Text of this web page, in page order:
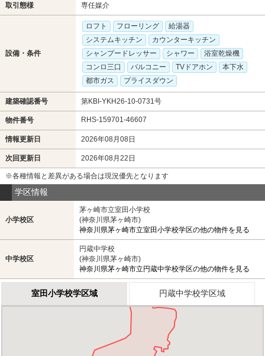
取引態様 専任媒介
設備・条件
ロフト フローリング
給湯器
システムキッチン
カウンターキッチン
シャンプードレッサー
シャワー
浴室乾燥機
コンロ三口
バルコニー TVドアホン
本下水
都市ガス
プライスダウン
建築確認番号 第KBI-YKH26-10-0731号
物件番号 RHS-159701-46607
情報更新日 2026年08月08日
次回更新日 2026年08月22日
※各種情報と差異がある場合は現況優先となります
学区情報
小学校区
茅ヶ崎市立室田小学校
(神奈川県茅ヶ崎市)
神奈川県茅ヶ崎市立室田小学校学区の他の物件を見る
中学校区
円蔵中学校
(神奈川県茅ヶ崎市)
神奈川県茅ヶ崎市立円蔵中学校学区の他の物件を見る
室田小学校学区域 円蔵中学校学区域